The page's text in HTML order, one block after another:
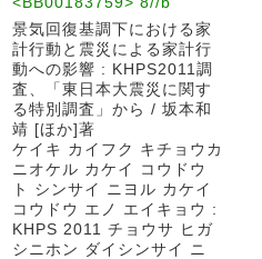
景気回復基調下における家
計行動と震災による家計行
動への影響 : KHPS2011調
査、「東日本大震災に関す
る特別調査」から / 坂本和
靖 [ほか]著
ケイキ カイフク キチョウカ
ニオケル カケイ コウドウ
ト シンサイ ニヨル カケイ
コウドウ エノ エイキョウ :
KHPS 2011 チョウサ ヒガ
シニホン ダイシンサイ ニ